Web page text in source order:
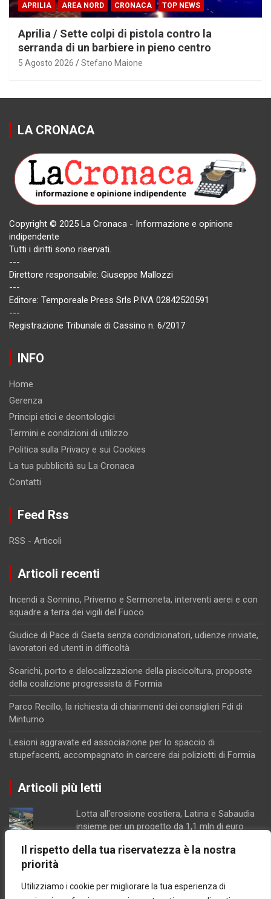
Il rispetto della tua riservatezza è la nostra
priorità
Utilizziamo i cookie per migliorare la tua esperienza di
APRILIA AREA NORD CRONACA TOP NEWS
Aprilia / Sette colpi di pistola contro la
serranda di un barbiere in pieno centro
5 Agosto 2026 Stefano Maione
LA CRONACA
Copyright © 2025 La Cronaca - Informazione e opinione
indipendente
Tutti i diritti sono riservati.
---
Direttore responsabile: Giuseppe Mallozzi
---
Editore: Temporeale Press Srls P.IVA 02842520591
---
Registrazione Tribunale di Cassino n. 6/2017
INFO
Home
Gerenza
Principi etici e deontologici
Termini e condizioni di utilizzo
Politica sulla Privacy e sui Cookies
La tua pubblicità su La Cronaca
Contatti
Feed Rss
RSS - Articoli
Articoli recenti
Incendi a Sonnino, Priverno e Sermoneta, interventi aerei e con
squadre a terra dei vigili del Fuoco
Giudice di Pace di Gaeta senza condizionatori, udienze rinviate,
lavoratori ed utenti in difficoltà
Scarichi, porto e delocalizzazione della piscicoltura, proposte
della coalizione progressista di Formia
Parco Recillo, la richiesta di chiarimenti dei consiglieri Fdi di
Minturno
Lesioni aggravate ed associazione per lo spaccio di
stupefacenti, accompagnato in carcere dai poliziotti di Formia
Articoli più letti
Lotta all'erosione costiera, Latina e Sabaudia
insieme per un progetto da 1,1 mln di euro
Parco Recillo, la richiesta di chiarimenti dei
consiglieri Fdi di Minturno
Lazio: Arpa esclude contaminazioni batteriche